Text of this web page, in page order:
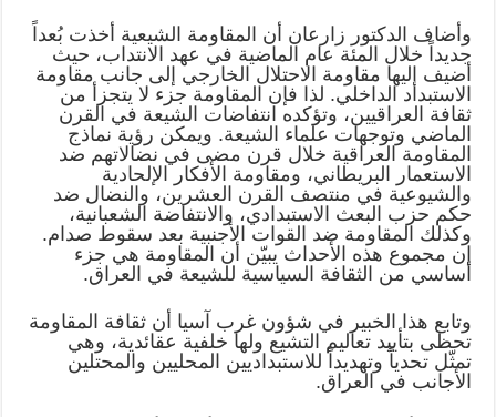
وأضاف الدكتور زارعان أن المقاومة الشيعية أخذت بُعداً
جديداً خلال المئة عام الماضية في عهد الانتداب، حيث
أضيف إليها مقاومة الاحتلال الخارجي إلى جانب مقاومة
الاستبداد الداخلي. لذا فإن المقاومة جزء لا يتجزأ من
ثقافة العراقيين، وتؤكده انتفاضات الشيعة في القرن
الماضي وتوجهات علماء الشيعة. ويمكن رؤية نماذج
المقاومة العراقية خلال قرن مضى في نضالاتهم ضد
الاستعمار البريطاني، ومقاومة الأفكار الإلحادية
والشيوعية في منتصف القرن العشرين، والنضال ضد
حكم حزب البعث الاستبدادي، والانتفاضة الشعبانية،
وكذلك المقاومة ضد القوات الأجنبية بعد سقوط صدام.
إن مجموع هذه الأحداث يبيّن أن المقاومة هي جزء
أساسي من الثقافة السياسية للشيعة في العراق.
وتابع هذا الخبير في شؤون غرب آسيا أن ثقافة المقاومة
تحظى بتأييد تعاليم التشيع ولها خلفية عقائدية، وهي
تمثّل تحدياً وتهديداً للاستبداديين المحليين والمحتلين
الأجانب في العراق.